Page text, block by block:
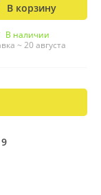
В корзину
В наличии
~ 20 августа
9